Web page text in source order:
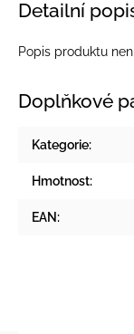
Detailní
Popis produktu
Doplňkové
Kategorie:
Hmotnost:
EAN: